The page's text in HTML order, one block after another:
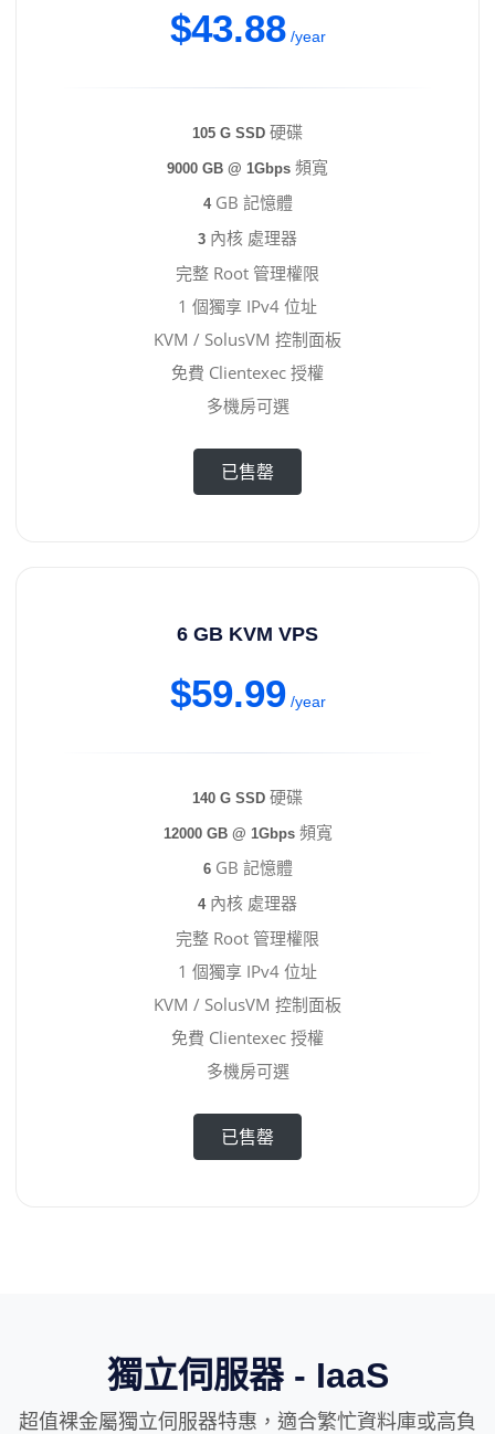
$43.88 /year
105 G SSD 硬碟
9000 GB @ 1Gbps 頻寬
4GB 記憶體
3 內核 處理器
完整 Root 管理權限
1 個獨享 IPv4 位址
KVM / SolusVM 控制面板
免費 Clientexec 授權
多機房可選
已售罄
6 GB KVM VPS
$59.99 /year
140 G SSD 硬碟
12000 GB @ 1Gbps頻寬
6GB 記憶體
4內核 處理器
完整 Root 管理權限
1 個獨享 IPv4 位址
KVM / SolusVM 控制面板
免費 Clientexec 授權
多機房可選
已售罄
獨立伺服器 - IaaS
超值裸金屬獨立伺服器特惠，適合繁忙資料庫或高負